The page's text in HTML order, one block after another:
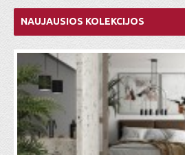
NAUJAUSIOS KOLEKCIJOS